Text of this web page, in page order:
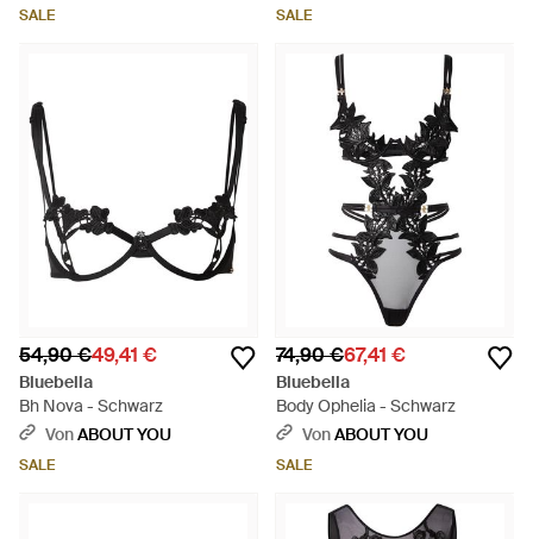
SALE SALE
54,90 €49,41 €
Bluebella
Bh Nova - Schwarz
VonABOUT YOU
SALE
74,90 €67,41 €
Bluebella
Body Ophelia - Schwarz
VonABOUT YOU
SALE